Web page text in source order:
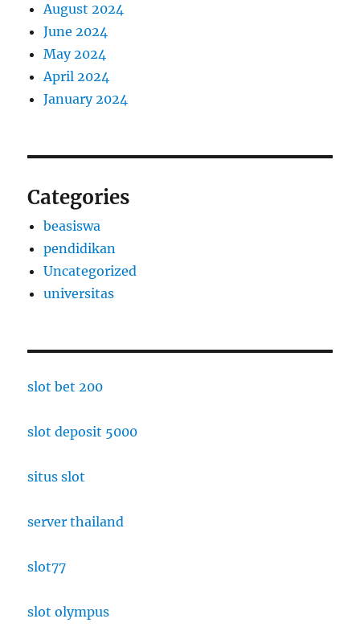
August 2024
June 2024
May 2024
April 2024
January 2024
Categories
beasiswa
pendidikan
Uncategorized
universitas
slot bet 200
slot deposit 5000
situs slot
server thailand
slot77
slot olympus